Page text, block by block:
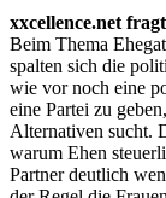
xxcellence.net
Beim Thema
spalten sich die
wie vor noch eine
eine Partei zu
Alternativen sucht.
warum Ehen
Partner deutlich